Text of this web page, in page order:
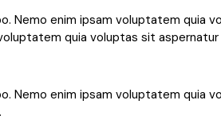
Nemo enim ipsam voluptatem quia
quia voluptas sit
Nemo enim ipsam voluptatem quia